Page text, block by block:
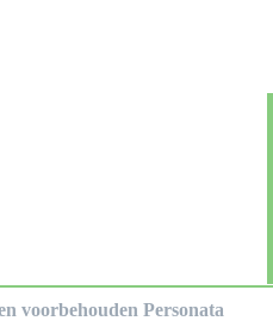
voorbehouden Personata